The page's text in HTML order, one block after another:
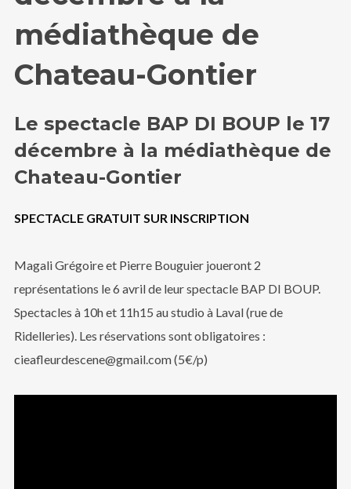
médiathèque de
Chateau-Gontier
Le spectacle BAP DI BOUP le 17
décembre à la médiathèque de
Chateau-Gontier
SPECTACLE GRATUIT SUR INSCRIPTION
Magali Grégoire et Pierre Bouguier joueront 2
représentations le 6 avril de leur spectacle BAP DI BOUP.
Spectacles à 10h et 11h15 au studio à Laval (rue de
Ridelleries). Les réservations sont obligatoires :
cieafleurdescene@gmail.com (5€/p)